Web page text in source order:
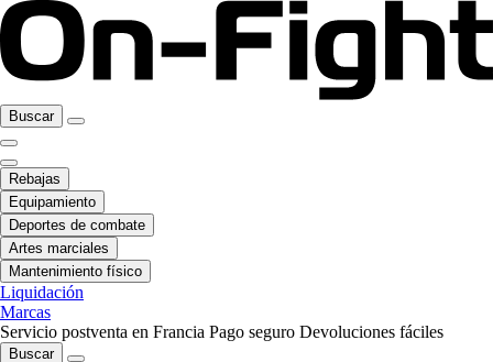
Buscar
Rebajas
Equipamiento
Deportes de combate
Artes marciales
Mantenimiento físico
Liquidación
Marcas
Servicio postventa en Francia Pago seguro Devoluciones fáciles
Buscar